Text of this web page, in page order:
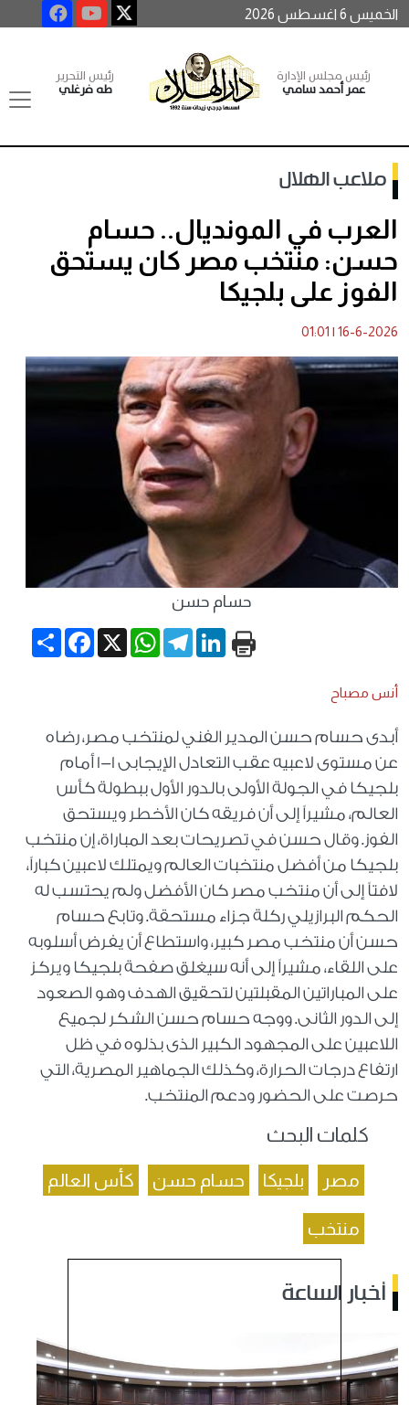
الخميس 6 اغسطس 2026
رئيس مجلس الإدارة
عمر أحمد سامي
رئيس التحرير
طه فرغلي
ملاعب الهلال
العرب في المونديال.. حسام
حسن: منتخب مصر كان يستحق
الفوز على بلجيكا
16-6-2026
|
01:01
حسام حسن
Share
Facebook X
WhatsApp
TelegramLinkedIn
أنس مصباح
أبدى حسام حسن المدير الفني لمنتخب مصر، رضاه
عن مستوى لاعبيه عقب التعادل الإيجابى 1-1 أمام
بلجيكا في الجولة الأولى بالدور الأول ببطولة كأس
العالم، مشيراً إلى أن فريقه كان الأخطر ويستحق
الفوز. وقال حسن في تصريحات بعد المباراة، إن منتخب
بلجيكا من أفضل منتخبات العالم ويمتلك لاعبين كباراً،
لافتاً إلى أن منتخب مصر كان الأفضل ولم يحتسب له
الحكم البرازيلي ركلة جزاء مستحقة. وتابع حسام
حسن أن منتخب مصر كبير، واستطاع أن يفرض أسلوبه
على اللقاء، مشيراً إلى أنه سيغلق صفحة بلجيكا ويركز
على المباراتين المقبلتين لتحقيق الهدف وهو الصعود
إلى الدور الثانى. ووجه حسام حسن الشكر لجميع
اللاعبين على المجهود الكبير الذى بذلوه في ظل
ارتفاع درجات الحرارة، وكذلك الجماهير المصرية، التي
حرصت على الحضور ودعم المنتخب.
كلمات البحث
مصر بلجيكا حسام حسن كأس العالم
منتخب
أخبار الساعة